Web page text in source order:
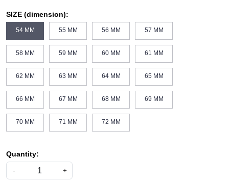
SIZE (dimension):
54 MM 55 MM 56 MM 57 MM
58 MM 59 MM 60 MM 61 MM
62 MM 63 MM 64 MM 65 MM
66 MM 67 MM 68 MM 69 MM
70 MM 71 MM 72 MM
Quantity:
- +